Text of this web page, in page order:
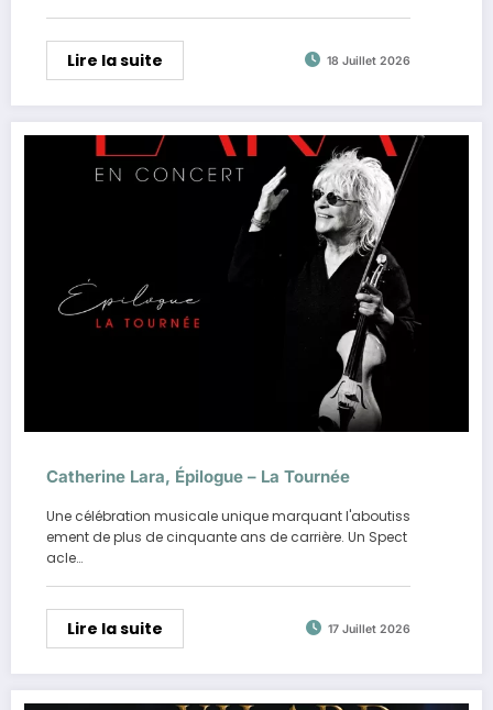
Lire la suite 18 Juillet 2026
Catherine Lara, Épilogue – La Tournée
Une célébration musicale unique marquant l'aboutiss
ement de plus de cinquante ans de carrière. Un Spect
acle…
Lire la suite 17 Juillet 2026